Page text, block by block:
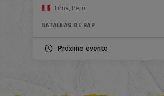
Lima, Peru
BATALLAS DE RAP
Próximo evento